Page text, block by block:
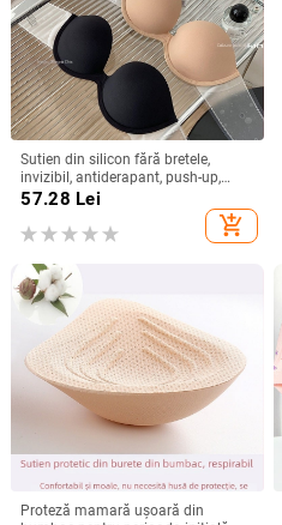
Sutien din silicon fără bretele,
invizibil, antiderapant, push-up,
pentru rochii de mireasă, spate
57.28 Lei
add_shopping_cart
Proteză mamară ușoară din